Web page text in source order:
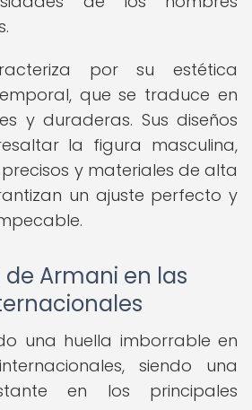
por su estética
que se traduce en
y duraderas. Sus diseños
la figura masculina,
y materiales de alta
un ajuste perfecto y
Armani en las
una huella imborrable en
siendo una
en los principales